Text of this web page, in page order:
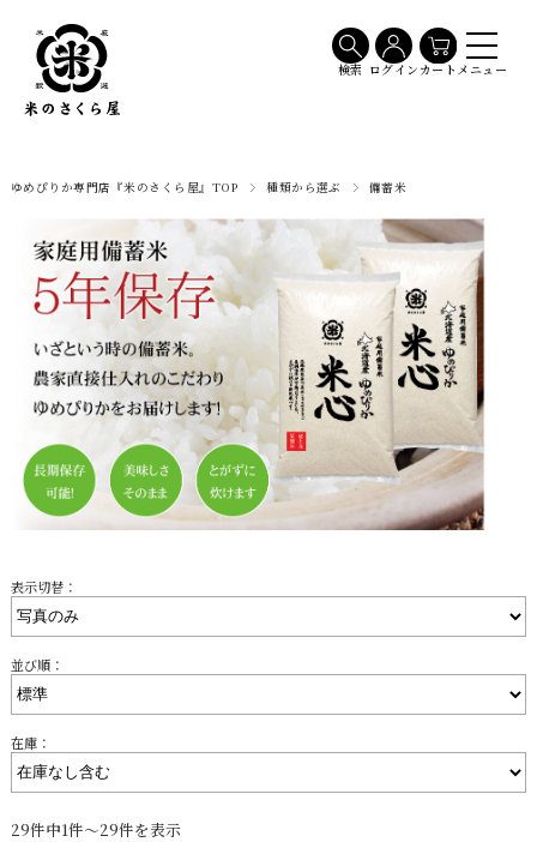
検索 ログイン カート メニュー
ゆめぴりか専門店『米のさくら屋』TOP 種類から選ぶ 備蓄米
表示切替：
並び順：
在庫：
29件中1件～29件を表示